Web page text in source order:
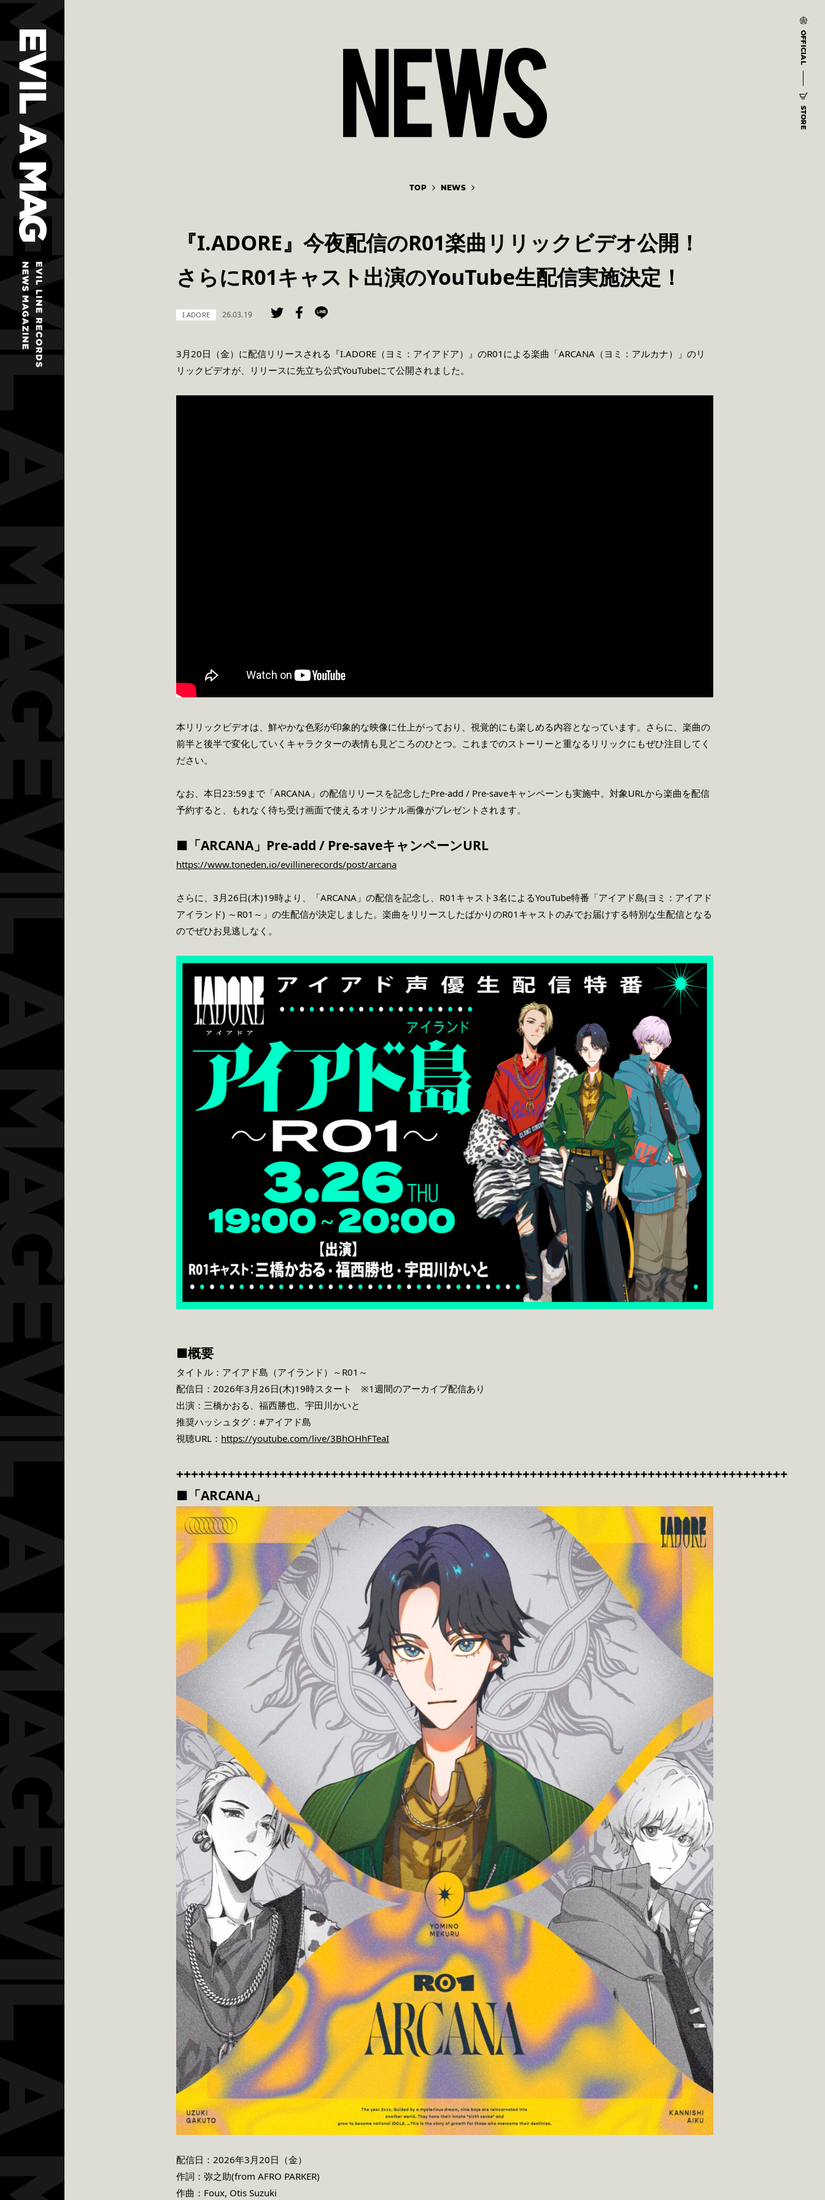
OFFICIAL
STORE
TOP NEWS
『I.ADORE』今夜配信のR01楽曲リリックビデオ公開！
さらにR01キャスト出演のYouTube生配信実施決定！
I.ADORE 26.03.19
3月20日（金）に配信リリースされる『I.ADORE（ヨミ：アイアドア）』のR01による楽曲「ARCANA（ヨミ：アルカナ）」のリ
リックビデオが、リリースに先立ち公式YouTubeにて公開されました。
本リリックビデオは、鮮やかな色彩が印象的な映像に仕上がっており、視覚的にも楽しめる内容となっています。さらに、楽曲の
前半と後半で変化していくキャラクターの表情も見どころのひとつ。これまでのストーリーと重なるリリックにもぜひ注目してく
ださい。
なお、本日23:59まで「ARCANA」の配信リリースを記念したPre-add / Pre-saveキャンペーンも実施中。対象URLから楽曲を配信
予約すると、もれなく待ち受け画面で使えるオリジナル画像がプレゼントされます。
■「ARCANA」Pre-add / Pre-saveキャンペーンURL
https://www.toneden.io/evillinerecords/post/arcana
さらに、3月26日(木)19時より、「ARCANA」の配信を記念し、R01キャスト3名によるYouTube特番「アイアド島(ヨミ：アイアド
アイランド) ～R01～」の生配信が決定しました。楽曲をリリースしたばかりのR01キャストのみでお届けする特別な生配信となる
のでぜひお見逃しなく。
■概要
タイトル：アイアド島（アイランド）～R01～
配信日：2026年3月26日(木)19時スタート ※1週間のアーカイブ配信あり
出演：三橋かおる、福西勝也、宇田川かいと
推奨ハッシュタグ：#アイアド島
視聴URL： https://youtube.com/live/3BhOHhFTeaI
+++++++++++++++++++++++++++++++++++++++++++++++++++++++++++++++++++++++++++++++++++
■「ARCANA」
配信日：2026年3月20日（金）
作詞：弥之助(from AFRO PARKER)
作曲：Foux, Otis Suzuki